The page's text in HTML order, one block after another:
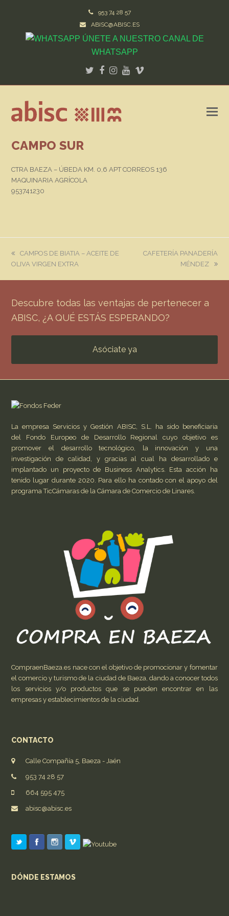
953 74 28 57
ABISC@ABISC.ES
ÚNETE A NUESTRO CANAL DE
WHATSAPP
Twitter
Facebook
Instagram
Youtube
Vimeo
CAMPO SUR
CTRA BAEZA – ÚBEDA KM. 0,6 APT CORREOS 136
MAQUINARIA AGRÍCOLA
953741230
previous
post:
CAMPOS DE BIATIA – ACEITE DE
OLIVA VIRGEN EXTRA
next
CAFETERÍA PANADERÍA
MÉNDEZ
Descubre todas las ventajas de pertenecer a
ABISC, ¿A QUÉ ESTÁS ESPERANDO?
Asóciate ya
La empresa Servicios y Gestión ABISC, S.L. ha sido beneficiaria
del Fondo Europeo de Desarrollo Regional cuyo objetivo es
promover el desarrollo tecnológico, la innovación y una
investigación de calidad, y gracias al cual ha desarrollado e
implantado un proyecto de Business Analytics. Esta acción ha
tenido lugar durante 2020. Para ello ha contado con el apoyo del
programa TicCámaras de la Cámara de Comercio de Linares.
CompraenBaeza.es nace con el objetivo de promocionar y fomentar
el comercio y turismo de la ciudad de Baeza, dando a conocer todos
los servicios y/o productos que se pueden encontrar en las
empresas y establecimientos de la ciudad.
CONTACTO
Calle Compañía 5, Baeza - Jaén
953 74 28 57
664 595 475
abisc@abisc.es
DÓNDE ESTAMOS